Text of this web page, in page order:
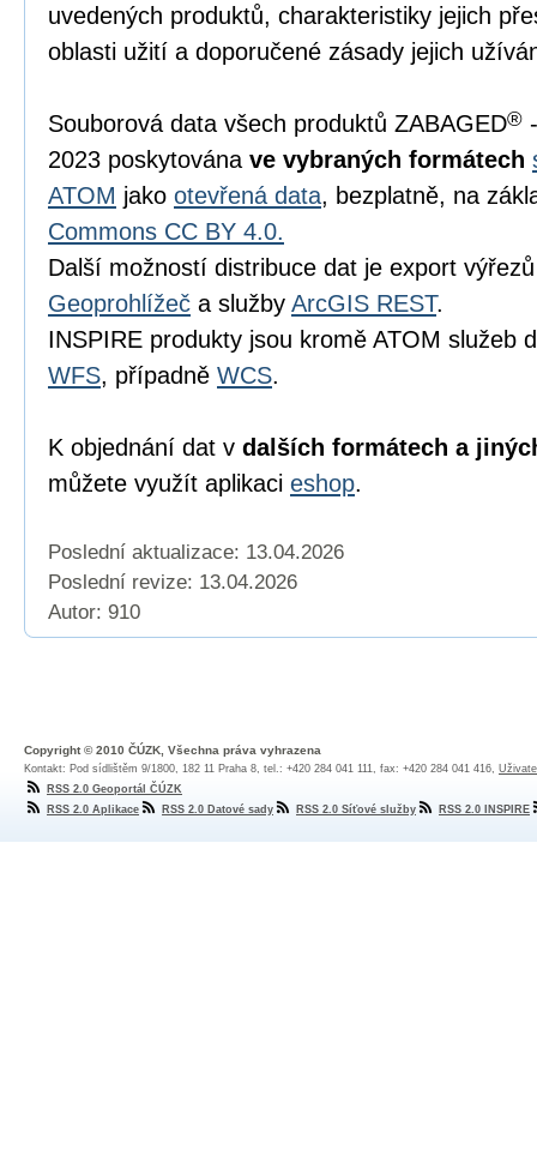
uvedených produktů, charakteristiky jejich
oblasti užití a doporučené zásady jejich
Souborová data všech produktů ZABAGED®
2023 poskytována ve vybraných formátech
ATOM jako otevřená data, bezplatně, na
Commons CC BY 4.0.
Další možností distribuce dat je export
Geoprohlížeč a služby ArcGIS REST.
INSPIRE produkty jsou kromě ATOM služeb
WFS, případně WCS.
K objednání dat v dalších formátech a
můžete využít aplikaci eshop.
Poslední aktualizace: 13.04.2026
Poslední revize: 13.04.2026
Autor: 910
Copyright © 2010 ČÚZK, Všechna práva vyhrazena
Kontakt: Pod sídlištěm 9/1800, 182 11 Praha 8, tel.: +420 284 041 111, fax: +420 284 041 416,
RSS 2.0 Geoportál ČÚZK
RSS 2.0 Aplikace
RSS 2.0 Datové sady RSS 2.0 Síťové služby RSS 2.0 INSPIRE